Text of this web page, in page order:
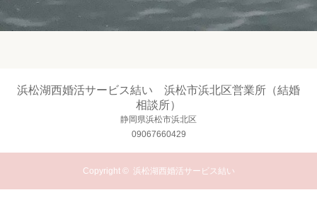
浜松湖西婚活サービス結い 浜松市浜北区営業所（結婚
相談所）
静岡県浜松市浜北区
09067660429
Copyright © 浜松湖西婚活サービス結い